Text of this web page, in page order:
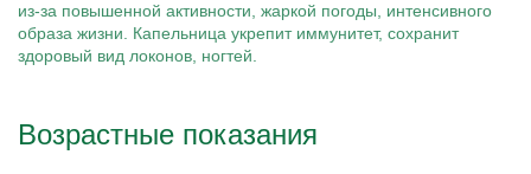
из-за повышенной активности, жаркой погоды, интенсивного
образа жизни. Капельница укрепит иммунитет, сохранит
здоровый вид локонов, ногтей.
Возрастные показания